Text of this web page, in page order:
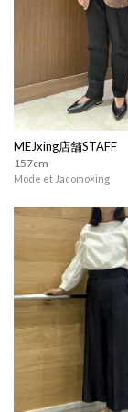
MEJxing店舗STAFF
157cm
Mode et Jacomo×ing